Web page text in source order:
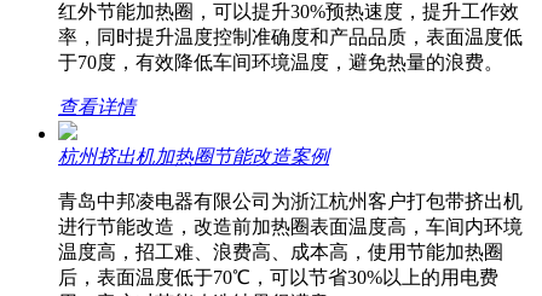
红外节能加热圈，可以提升30%预热速度，提升工作效
率，同时提升温度控制准确度和产品品质，表面温度低
于70度，有效降低车间环境温度，避免热量的浪费。
查看详情
杭州挤出机加热圈节能改造案例
青岛中邦凌电器有限公司为浙江杭州客户打包带挤出机
进行节能改造，改造前加热圈表面温度高，车间内环境
温度高，招工难、浪费高、成本高，使用节能加热圈
后，表面温度低于70℃，可以节省30%以上的用电费